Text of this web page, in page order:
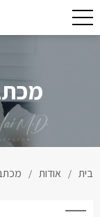
בית / אודות /